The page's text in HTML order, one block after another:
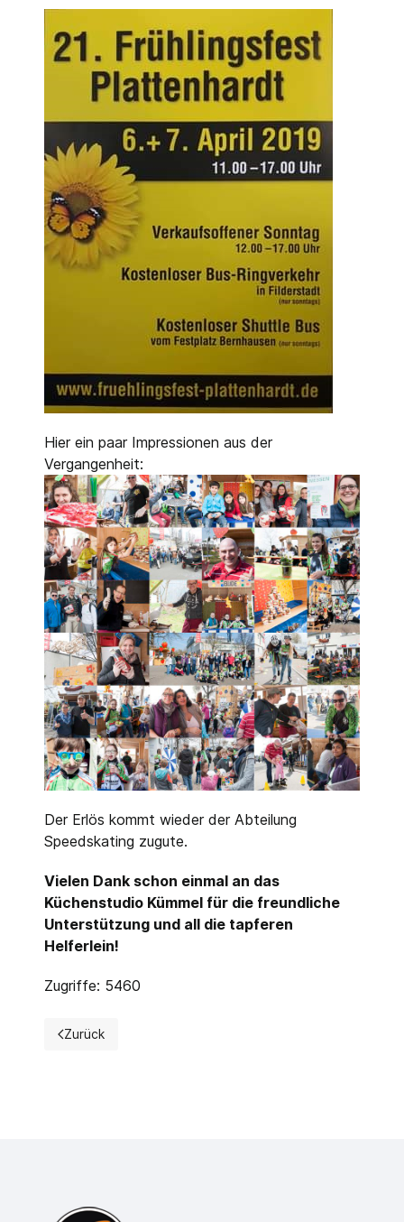
Hier ein paar Impressionen aus der
Vergangenheit:
Der Erlös kommt wieder der Abteilung
Speedskating zugute.
Vielen Dank schon einmal an das
Küchenstudio Kümmel für die freundliche
Unterstützung und all die tapferen
Helferlein!
Zugriffe: 5460
Vorheriger Beitrag: Vier Medaillen bei den Deutschen
Zurück